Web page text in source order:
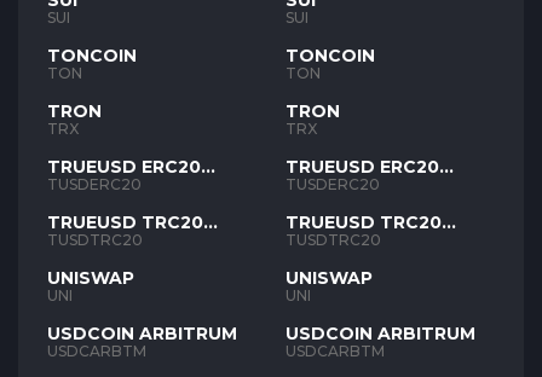
SUI
TONCOIN
TON
TRON
TRX
TRUEUSD ERC20
TUSD
TUSDERC20
TRUEUSD TRC20
TUSD
TUSDTRC20
UNISWAP
UNI
USDCOIN ARBITRUM
USDCARBTM
SUI
TONCOIN
TON
TRON
TRX
TRUEUSD ERC20
TUSD
TUSDERC20
TRUEUSD TRC20
TUSD
TUSDTRC20
UNISWAP
UNI
USDCOIN ARBITRUM
USDCARBTM